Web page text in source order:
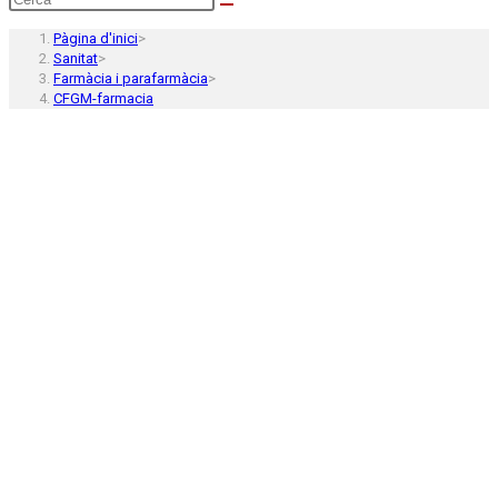
Pàgina d'inici>
Sanitat>
Farmàcia i parafarmàcia>
CFGM-farmacia